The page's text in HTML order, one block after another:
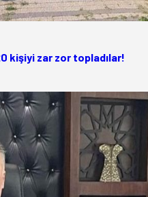
kişiyi zar zor topladılar!